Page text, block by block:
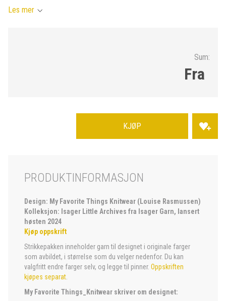
Les mer
Sum:
Fra
KJØP
PRODUKTINFORMASJON
Design: My Favorite Things Knitwear (Louise Rasmussen)
Kolleksjon: Isager Little Archives fra Isager Garn, lansert
høsten 2024
Kjøp oppskrift
Strikkepakken inneholder garn til designet i originale farger
som avbildet, i størrelse som du velger nedenfor. Du kan
valgfritt endre farger selv, og legge til pinner. Oppskriften
kjøpes separat
My Favorite Things_Knitwear skriver om designet: